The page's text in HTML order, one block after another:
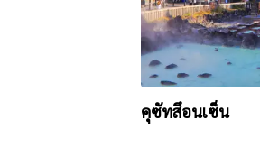
คุซัทสึอนเซ็น